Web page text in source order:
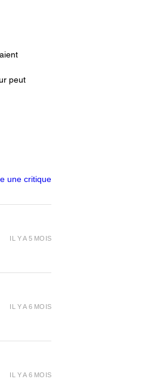
est
peut
une critique
IL Y A 5 MOIS
IL Y A 6 MOIS
IL Y A 6 MOIS